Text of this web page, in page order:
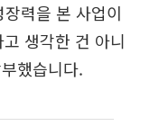
력을 본 사업이
생각한 건 아니
했습니다.